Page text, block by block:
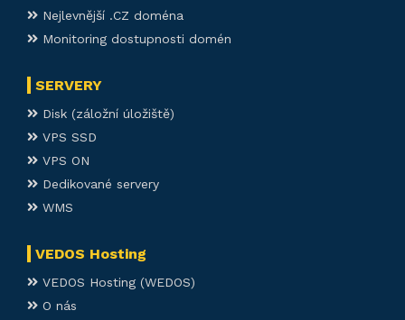
Nejlevnější .CZ doména
Monitoring dostupnosti domén
SERVERY
Disk (záložní úložiště)
VPS SSD
VPS ON
Dedikované servery
WMS
VEDOS Hosting
VEDOS Hosting (WEDOS)
O nás